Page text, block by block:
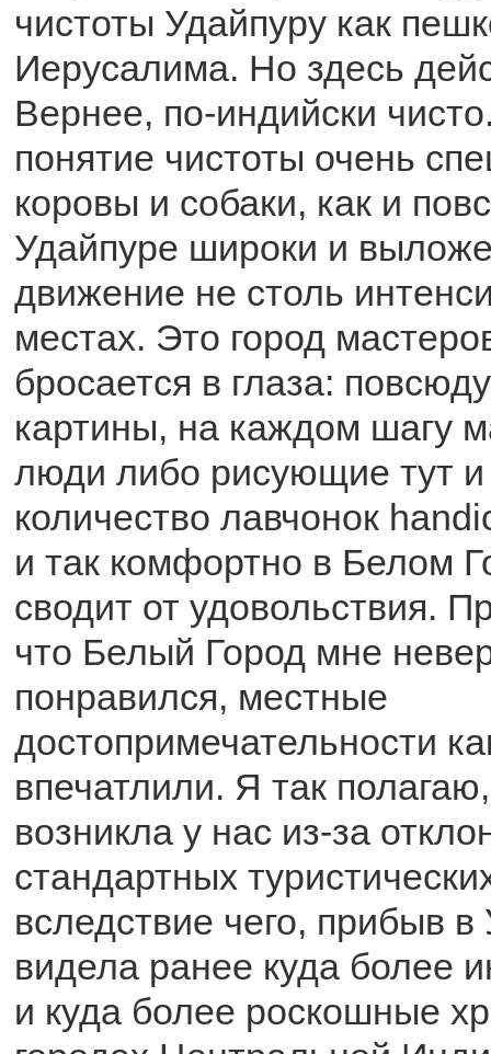
чистоты Удайпуру как
Иерусалима. Но здесь
Вернее, по-индийски
понятие чистоты очень
коровы и собаки, как и
Удайпуре широки и
движение не столь
местах. Это город
бросается в глаза:
картины, на каждом шагу
люди либо рисующие тут
количество лавчонок
и так комфортно в Белом
сводит от удовольствия.
что Белый Город мне
понравился, местные
достопримечательности
впечатлили. Я так
возникла у нас из-за
стандартных
вследствие чего, прибыв
видела ранее куда более
и куда более роскошные